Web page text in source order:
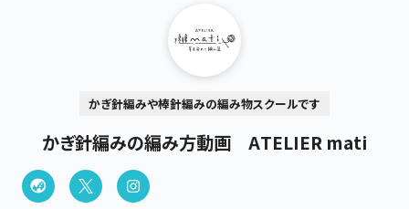
かぎ針編みや棒針編みの編み物スクールです
かぎ針編みの編み方動画 ATELIER mati